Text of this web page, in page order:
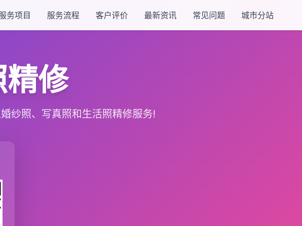
务项目 服务流程 客户评价 最新资讯 常见问题 城市分站
修
纱照、写真照和生活照精修服务!